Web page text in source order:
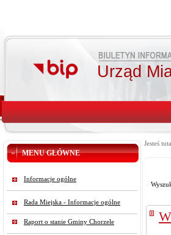
Urząd
MENU GŁÓWNE
Informacje ogólne
Rada Miejska - Informacje ogólne
Raport o stanie Gminy Chorzele
Jesteś